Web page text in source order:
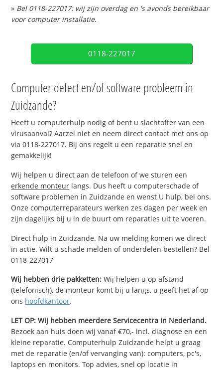
» Bel 0118-227017: wij zijn overdag en 's avonds bereikbaar
voor computer installatie.
0118-227017
Computer defect en/of software probleem in
Zuidzande?
Heeft u computerhulp nodig of bent u slachtoffer van een
virusaanval? Aarzel niet en neem direct contact met ons op
via 0118-227017. Bij ons regelt u een reparatie snel en
gemakkelijk!
Wij helpen u direct aan de telefoon of we sturen een
erkende monteur langs. Dus heeft u computerschade of
software problemen in Zuidzande en wenst U hulp, bel ons.
Onze computerreparateurs werken zes dagen per week en
zijn dagelijks bij u in de buurt om reparaties uit te voeren.
Direct hulp in Zuidzande. Na uw melding komen we direct
in actie. Wilt u schade melden of onderdelen bestellen? Bel
0118-227017
Wij hebben drie pakketten: Wij helpen u op afstand
(telefonisch), de monteur komt bij u langs, u geeft het af op
ons hoofdkantoor.
LET OP: Wij hebben meerdere Servicecentra in Nederland.
Bezoek aan huis doen wij vanaf €70,- incl. diagnose en een
kleine reparatie. Computerhulp Zuidzande helpt u graag
met de reparatie (en/of vervanging van): computers, pc's,
laptops en monitors. Top advies, snel op locatie in